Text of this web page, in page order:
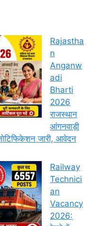
Rajastha
n
Anganw
adi
Bharti
2026
राजस्थान
आंगनवाड़ी
जारी, आवेदन
Railway
Technici
an
Vacancy
2026: